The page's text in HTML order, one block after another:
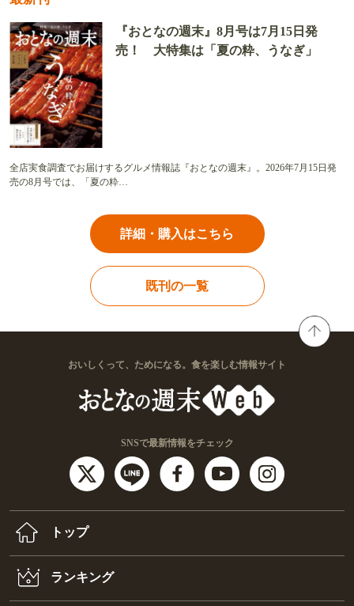
『おとなの週末』8月号は7月15日発
売！ 大特集は「夏の粋、うなぎ」
全店実食調査でお届けするグルメ情報誌『おとなの週末』。2026年7月15日発
売の8月号では、「夏の粋…
詳細・購入はこちら
既刊の一覧
おいしくって、ためになる。食を楽しむ情報サイト
SNSで最新情報をチェック
トップ
ランキング